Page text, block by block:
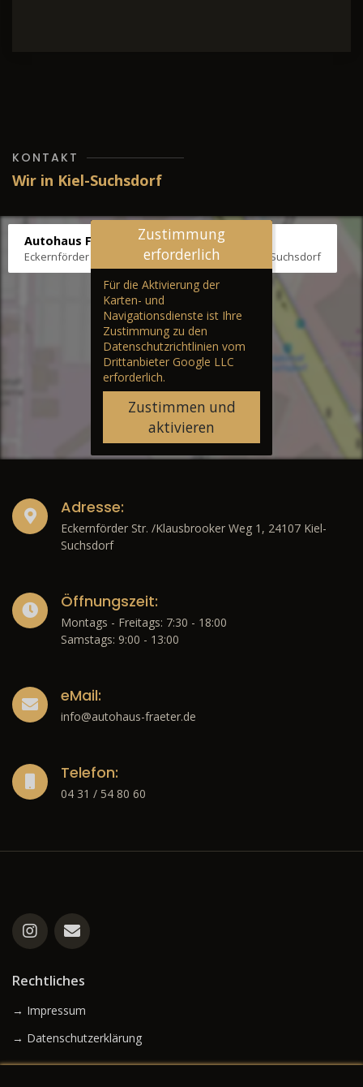
KONTAKT
Wir in Kiel-Suchsdorf
Autohaus Fräter
Eckernförder Str. /Klausbrooker Weg 1, 24107 Kiel-Suchsdorf
Zustimmung
erforderlich
Für die Aktivierung der
Karten- und
Navigationsdienste ist Ihre
Zustimmung zu den
Datenschutzrichtlinien vom
Drittanbieter Google LLC
erforderlich.
Zustimmen und
aktivieren
Adresse:
Eckernförder Str. /Klausbrooker Weg 1, 24107 Kiel-
Suchsdorf
Öffnungszeit:
Montags - Freitags: 7:30 - 18:00
Samstags: 9:00 - 13:00
eMail:
info@autohaus-fraeter.de
Telefon:
04 31 / 54 80 60
Rechtliches
→ Impressum
→ Datenschutzerklärung